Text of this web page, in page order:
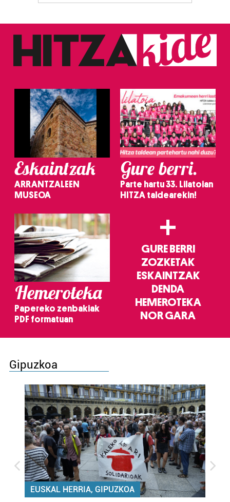
Eskaintzak
ARRANTZALEEN
MUSEOA
Gure berri.
Parte hartu 33. Lilatoian
HITZA taldearekin!
Hemeroteka
Papereko zenbakiak
PDF formatuan
+
GURE BERRI
ZOZKETAK
ESKAINTZAK
DENDA
HEMEROTEKA
NOR GARA
Gipuzkoa
EUSKAL HERRIA, GIPUZKOA